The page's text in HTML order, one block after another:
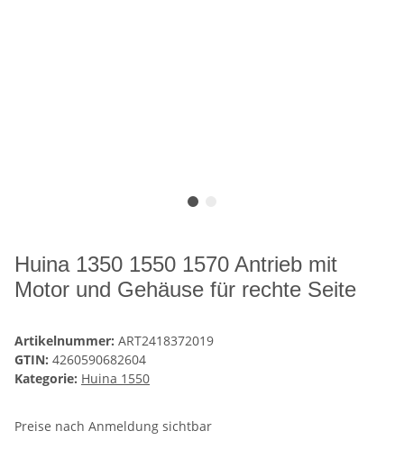
Huina 1350 1550 1570 Antrieb mit
Motor und Gehäuse für rechte Seite
Artikelnummer: ART2418372019
GTIN: 4260590682604
Kategorie: Huina 1550
Preise nach Anmeldung sichtbar